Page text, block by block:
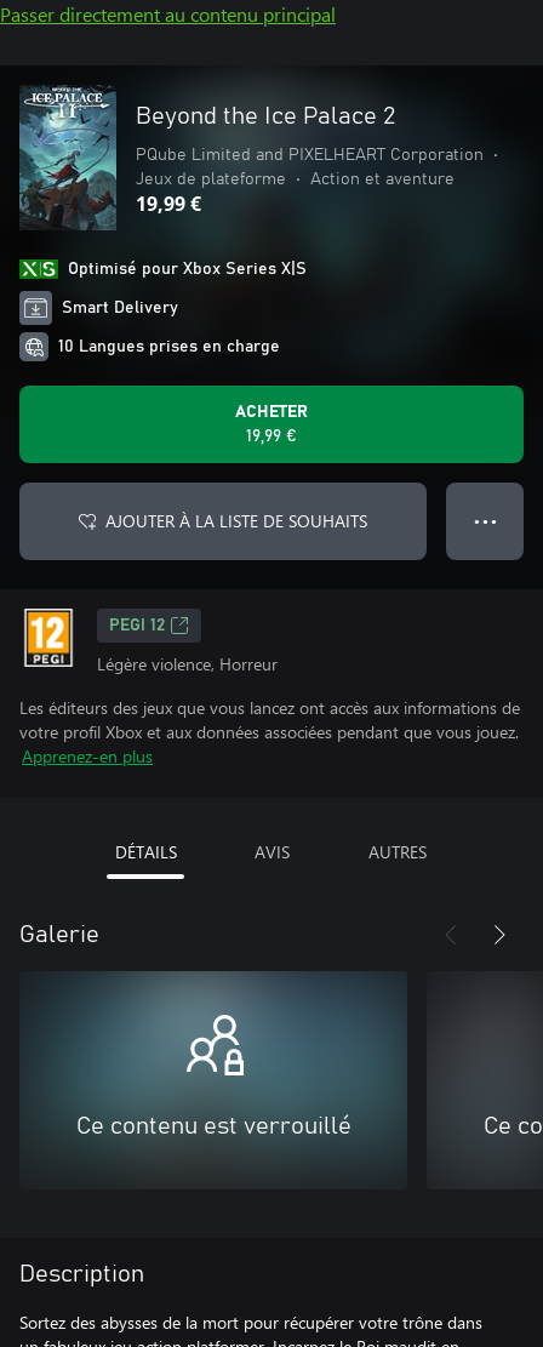
Passer directement au contenu principal
Beyond the Ice Palace 2
PQube Limited and PIXELHEART Corporation
•
Jeux de plateforme
• Action et aventure
19,99 €
Optimisé pour Xbox Series X|S
Smart Delivery
10 Langues prises en charge
ACHETER
19,99 €
AJOUTER À LA LISTE DE SOUHAITS ● ● ●
PEGI 12
Légère violence, Horreur
Les éditeurs des jeux que vous lancez ont accès aux informations de
votre profil Xbox et aux données associées pendant que vous jouez.
Apprenez-en plus
DÉTAILS AVIS AUTRES
Galerie
Ce contenu est verrouillé Ce
Description
Sortez des abysses de la mort pour récupérer votre trône dans